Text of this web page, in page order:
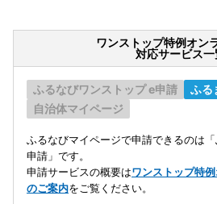
ワンストップ特例オン
対応サービス一
ふるなびワンストップ e申請
ふる
自治体マイページ
ふるなびマイページで申請できるのは
申請」です。
申請サービスの概要はワンストップ特
のご案内をご覧ください。